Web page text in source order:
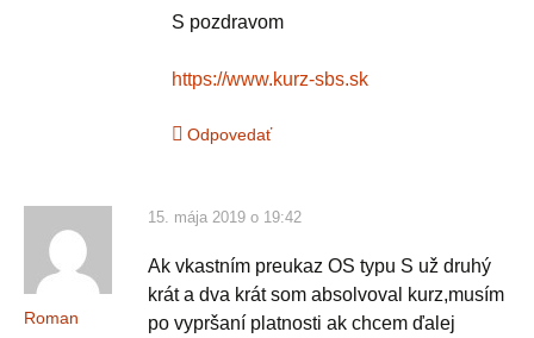
S pozdravom
https://www.kurz-sbs.sk
Odpovedať
Roman
15. mája 2019 o 19:42
Ak vkastním preukaz OS typu S už druhý
krát a dva krát som absolvoval kurz,musím
po vypršaní platnosti ak chcem ďalej